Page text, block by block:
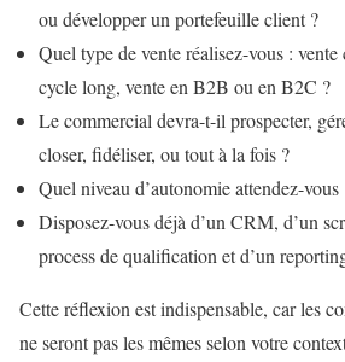
ou développer un portefeuille client ?
Quel type de vente réalisez-vous :
cycle long, vente en B2B ou en B2C ?
Le commercial devra-t-il prospecter,
closer, fidéliser, ou tout à la fois ?
Quel niveau d’autonomie attendez-vous
Disposez-vous déjà d’un CRM, d’un
process de qualification et d’un
Cette réflexion est indispensable, car les
ne seront pas les mêmes selon votre